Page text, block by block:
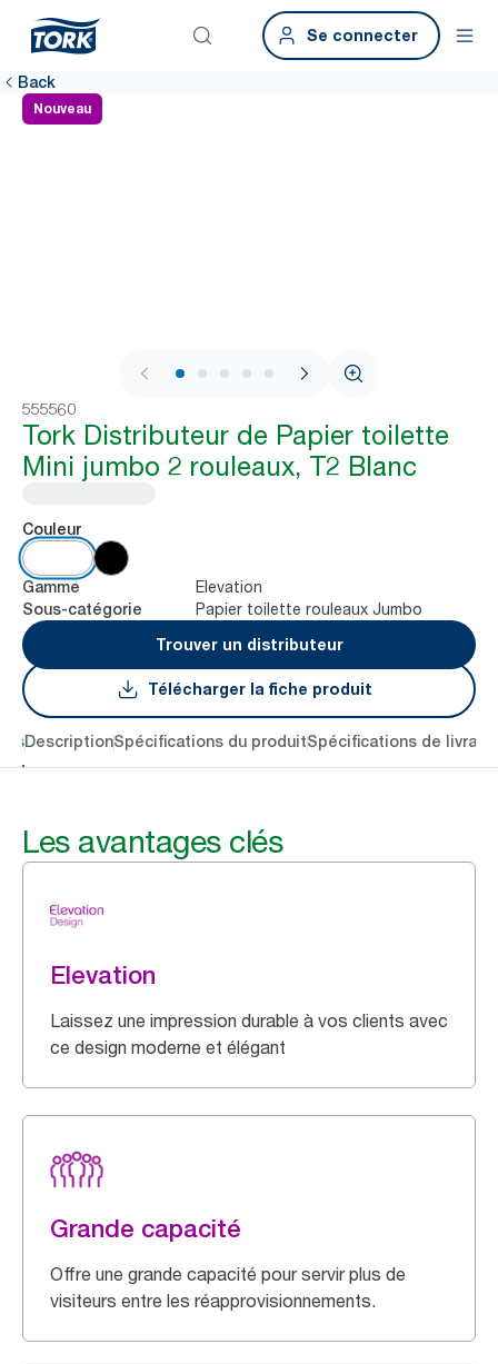
Se connecter
Back
Nouveau
1 / 7
555560
Tork Distributeur de Papier toilette
Mini jumbo 2 rouleaux, T2 Blanc
Couleur
Gamme Elevation
Sous-catégorie
Papier toilette rouleaux Jumbo
Trouver un distributeur
Télécharger la fiche produit
DescriptionSpécifications du produitSpécifications de
Les avantages clés
Elevation
Laissez une impression durable à vos clients avec
ce design moderne et élégant
Grande capacité
Offre une grande capacité pour servir plus de
visiteurs entre les réapprovisionnements.